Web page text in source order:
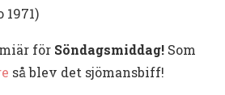
1971)
för Söndagsmiddag! Som
så blev det sjömansbiff!